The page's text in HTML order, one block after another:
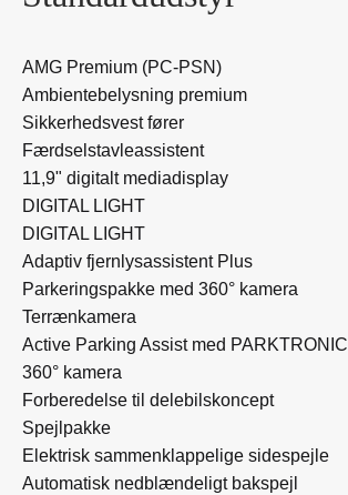
AMG Premium (PC-PSN)
Ambientebelysning premium
Sikkerhedsvest fører
Færdselstavleassistent
11,9" digitalt mediadisplay
DIGITAL LIGHT
DIGITAL LIGHT
Adaptiv fjernlysassistent Plus
Parkeringspakke med 360° kamera
Terrænkamera
Active Parking Assist med PARKTRONIC
360° kamera
Forberedelse til delebilskoncept
Spejlpakke
Elektrisk sammenklappelige sidespejle
Automatisk nedblændeligt bakspejl